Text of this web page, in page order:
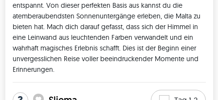
entspannt. Von dieser perfekten Basis aus kannst du die
atemberaubendsten Sonnenuntergänge erleben, die Malta zu
bieten hat. Mach dich darauf gefasst, dass sich der Himmel in
eine Leinwand aus leuchtenden Farben verwandelt und ein
wahrhaft magisches Erlebnis schafft. Dies ist der Beginn einer
unvergesslichen Reise voller beeindruckender Momente und
Erinnerungen.